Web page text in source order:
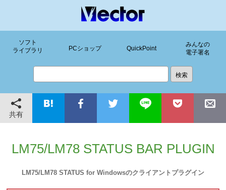
ソフト
ライブラリ
PCショップ QuickPoint
みんなの
電子署名
共有
LM75/LM78 STATUS BAR PLUGIN
LM75/LM78 STATUS for Windowsのクライアントプラグイン